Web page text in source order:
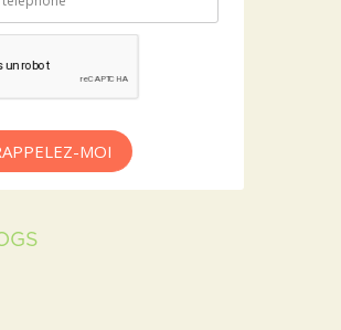
MOI